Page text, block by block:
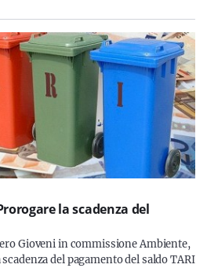
la scadenza del
Gioveni in commissione Ambiente,
del pagamento del saldo TARI